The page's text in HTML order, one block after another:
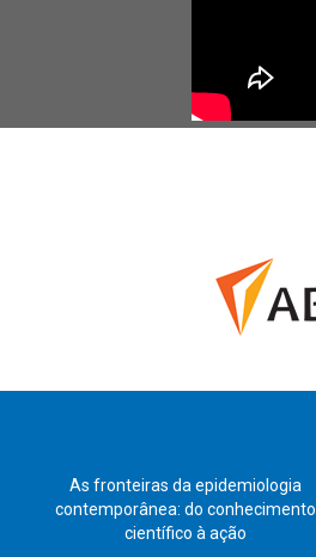
As fronteiras da epidemiologia
contemporânea: do conhecimento
científico à ação